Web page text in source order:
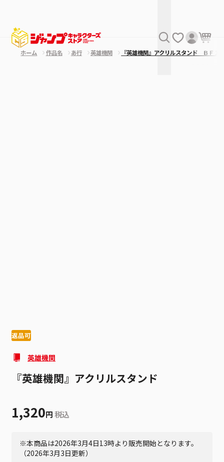
ホーム 作品名 あ行 英雄機関 『英雄機関』アクリルスタンド ＢＦ１
返品可
英雄機関
『英雄機関』アクリルスタンド
1,320円 税込
※本商品は2026年3月4日13時より販売開始となります。
（2026年3月3日更新）